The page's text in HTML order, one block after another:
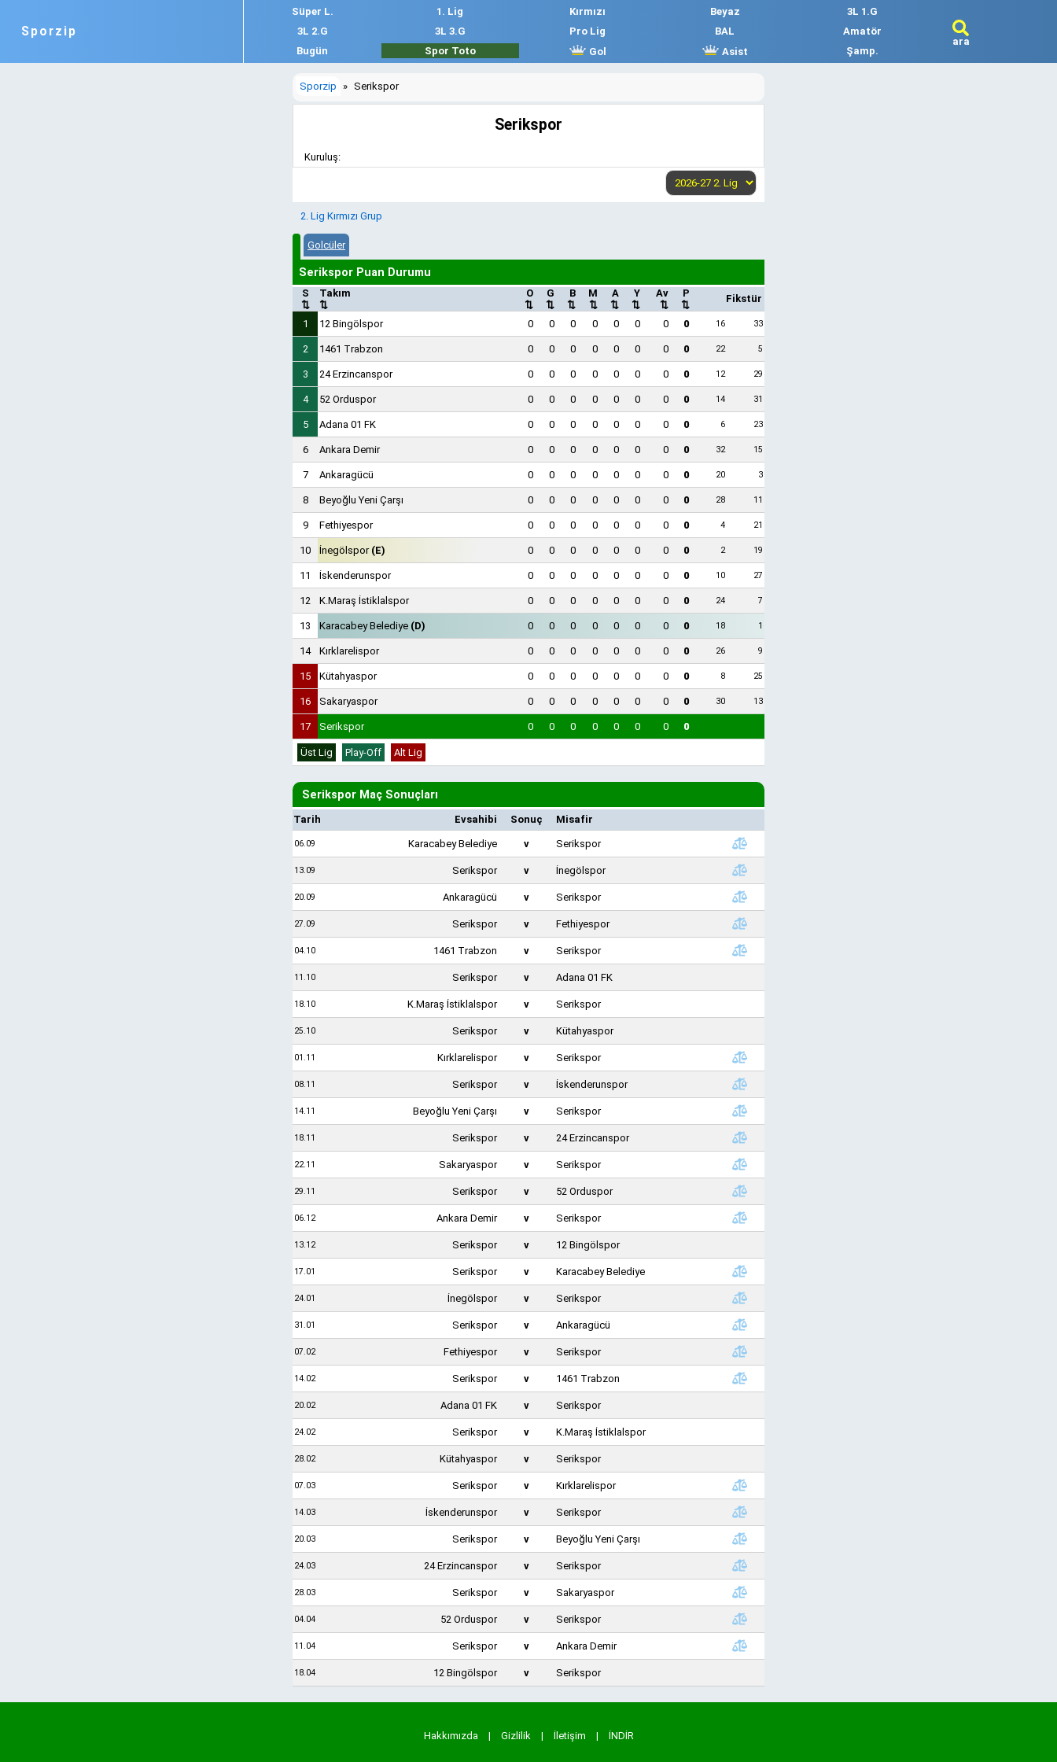
Sporzip
Süper L. 1. Lig Kırmızı Beyaz
3L 1.G
3L 2.G
3L 3.G Pro Lig BAL
Amatör
Bugün
Spor Toto Gol Asist Şamp.
ara
Sporzip » Serikspor
Serikspor
Kuruluş:
2. Lig Kırmızı Grup
Golcüler
Serikspor Puan Durumu
S
⇅
Takım
⇅
O
⇅
G
⇅
B
⇅
M
⇅
A
⇅
Y
⇅
Av
⇅
P
⇅
Fikstür
1 12 Bingölspor 0 0 0 0 0 0 0 0 16 33
2 1461 Trabzon 0 0 0 0 0 0 0 0 22 5
3 24 Erzincanspor 0 0 0 0 0 0 0 0 12 29
4 52 Orduspor 0 0 0 0 0 0 0 0 14 31
5 Adana 01 FK 0 0 0 0 0 0 0 0 6 23
6 Ankara Demir 0 0 0 0 0 0 0 0 32 15
7 Ankaragücü 0 0 0 0 0 0 0 0 20 3
8 Beyoğlu Yeni Çarşı 0 0 0 0 0 0 0 0 28 11
9 Fethiyespor 0 0 0 0 0 0 0 0 4 21
10 İnegölspor (E) 0 0 0 0 0 0 0 0 2 19
11 İskenderunspor 0 0 0 0 0 0 0 0 10 27
12 K.Maraş İstiklalspor 0 0 0 0 0 0 0 0 24 7
13 Karacabey Belediye (D) 0 0 0 0 0 0 0 0 18 1
14 Kırklarelispor 0 0 0 0 0 0 0 0 26 9
15 Kütahyaspor 0 0 0 0 0 0 0 0 8 25
16 Sakaryaspor 0 0 0 0 0 0 0 0 30 13
17 Serikspor 0 0 0 0 0 0 0 0
Üst Lig Play-Off Alt Lig
Serikspor Maç Sonuçları
Tarih Evsahibi Sonuç Misafir
06.09 Karacabey Belediye v Serikspor
13.09 Serikspor v İnegölspor
20.09 Ankaragücü v Serikspor
27.09 Serikspor v Fethiyespor
04.10 1461 Trabzon v Serikspor
11.10 Serikspor v Adana 01 FK
18.10 K.Maraş İstiklalspor v Serikspor
25.10 Serikspor v Kütahyaspor
01.11 Kırklarelispor v Serikspor
08.11 Serikspor v İskenderunspor
14.11 Beyoğlu Yeni Çarşı v Serikspor
18.11 Serikspor v 24 Erzincanspor
22.11 Sakaryaspor v Serikspor
29.11 Serikspor v 52 Orduspor
06.12 Ankara Demir v Serikspor
13.12 Serikspor v 12 Bingölspor
17.01 Serikspor v Karacabey Belediye
24.01 İnegölspor v Serikspor
31.01 Serikspor v Ankaragücü
07.02 Fethiyespor v Serikspor
14.02 Serikspor v 1461 Trabzon
20.02 Adana 01 FK v Serikspor
24.02 Serikspor v K.Maraş İstiklalspor
28.02 Kütahyaspor v Serikspor
07.03 Serikspor v Kırklarelispor
14.03 İskenderunspor v Serikspor
20.03 Serikspor v Beyoğlu Yeni Çarşı
24.03 24 Erzincanspor v Serikspor
28.03 Serikspor v Sakaryaspor
04.04 52 Orduspor v Serikspor
11.04 Serikspor v Ankara Demir
18.04 12 Bingölspor v Serikspor
Hakkımızda | Gizlilik | İletişim | İNDİR